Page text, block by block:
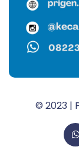
© 2023 |